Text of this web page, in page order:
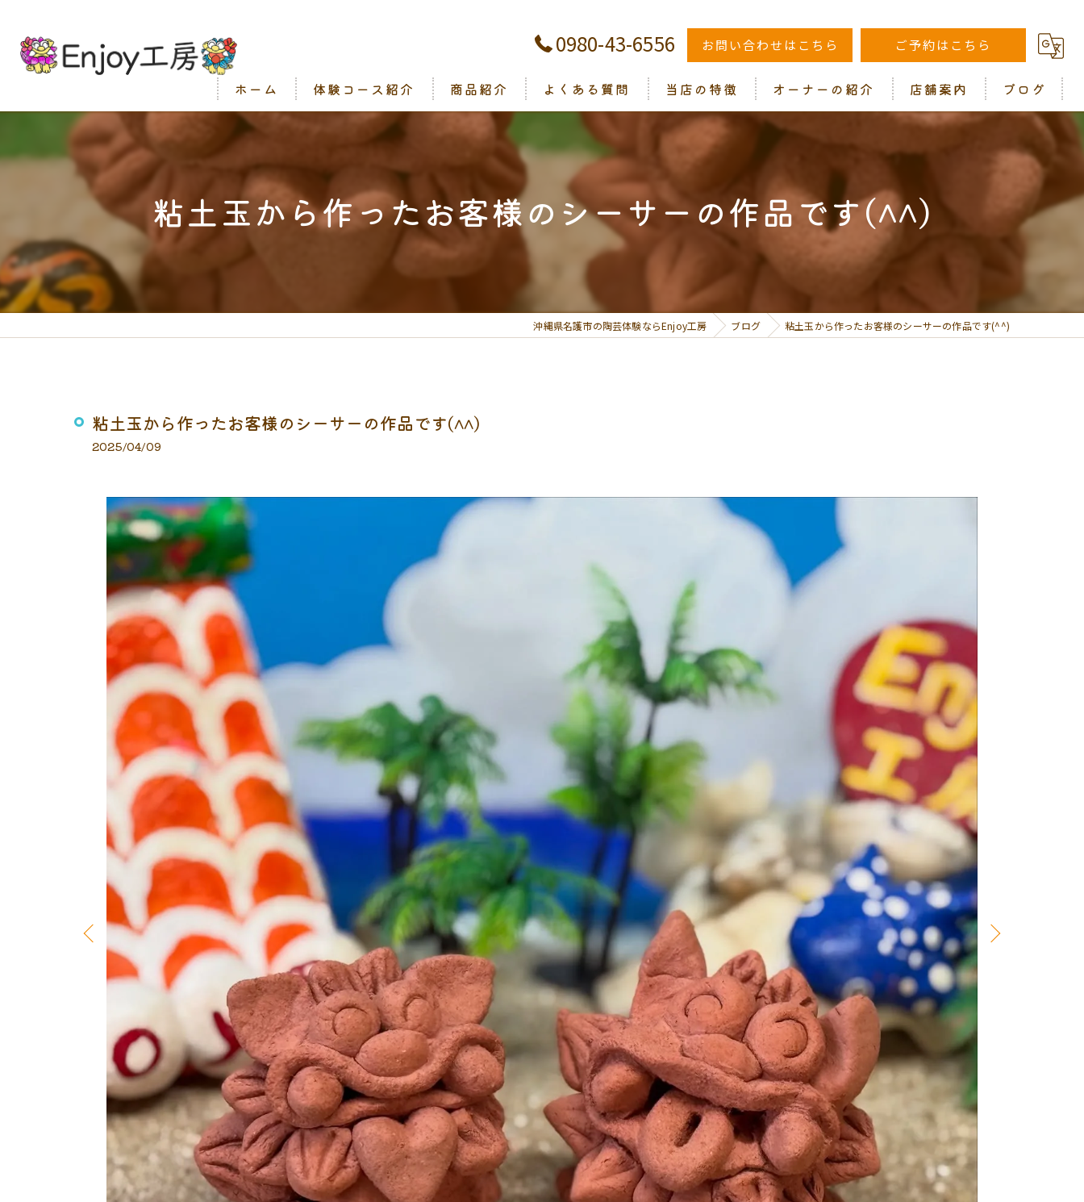
0980-43-6556 お問い合わせはこちら ご予約はこちら
ホーム 体験コース紹介 商品紹介 よくある質問 当店の特徴
シーサー
団体
オーナーの紹介 店舗案内 ブログ
コラム
粘土玉から作ったお客様のシーサーの作品です(^^)
沖縄県名護市の陶芸体験ならEnjoy工房 ブログ 粘土玉から作ったお客様のシーサーの作品です(^^)
粘土玉から作ったお客様のシーサーの作品です(^^)
2025/04/09